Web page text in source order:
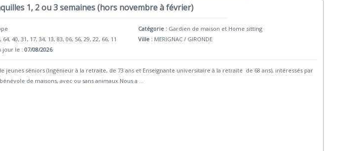
1, 2 ou 3 semaines (hors novembre à février)
64, 40, 31, 17, 34, 13, 83, 06, 56, 29, 22, 66, 11
jour le :07/08/2026
Catégorie : Gardien de maison et Home sitting
Ville : MERIGNAC / GIRONDE
jeunes séniors (Ingénieur à la retraite, de 73 ans et Enseignante universitaire à la retraite de 68 ans), intéressés par
de maisons, avec ou sans animaux.Nous a ...